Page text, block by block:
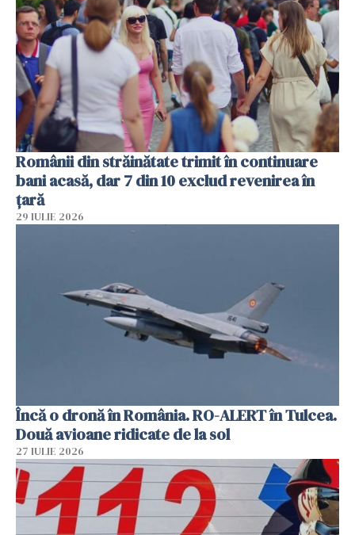
Românii din străinătate trimit în continuare
bani acasă, dar 7 din 10 exclud revenirea în
țară
29 IULIE 2026
Încă o dronă în România. RO-ALERT în Tulcea.
Două avioane ridicate de la sol
27 IULIE 2026